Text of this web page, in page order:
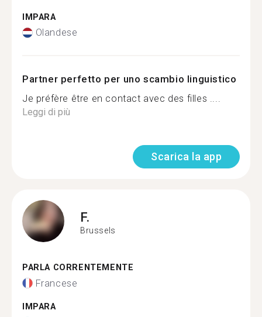
IMPARA
Olandese
Partner perfetto per uno scambio linguistico
Je préfère être en contact avec des filles ....
Leggi di più
Scarica la app
F.
Brussels
PARLA CORRENTEMENTE
Francese
IMPARA